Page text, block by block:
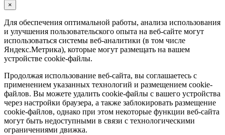
×
Для обеспечения оптимальной работы, анализа использования
и улучшения пользовательского опыта на веб-сайте могут
использоваться системы веб-аналитики (в том числе
Яндекс.Метрика), которые могут размещать на вашем
устройстве cookie-файлы.
Продолжая использование веб-сайта, вы соглашаетесь с
применением указанных технологий и размещением cookie-
файлов. Вы можете удалить cookie-файлы с вашего устройства
через настройки браузера, а также заблокировать размещение
cookie-файлов, однако при этом некоторые функции веб-сайта
могут быть недоступными в связи с технологическими
ограничениями движка.